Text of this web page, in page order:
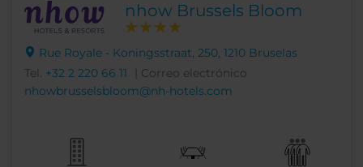
nhow Brussels Bloom
Rue Royale - Koningsstraat, 250, 1210 Bruselas
Tel. +32 2 220 66 11
| Correo electrónico
nhowbrusselsbloom@nh-hotels.com